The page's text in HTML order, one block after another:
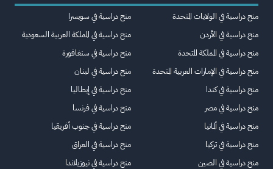
منح دراسية في الولايات المتحدة
منح دراسية في الأردن
منح دراسية في المملكة المتحدة
منح دراسية في الإمارات العربية المتحدة
منح دراسية في كندا
منح دراسية في مصر
منح دراسية في ألمانيا
منح دراسية في تركيا
منح دراسية في الصين
منح دراسية في سويسرا
منح دراسية في المملكة العربية السعودية
منح دراسية في سنغافورة
منح دراسية في لبنان
منح دراسية في إيطاليا
منح دراسية في فرنسا
منح دراسية في جنوب أفريقيا
منح دراسية في العراق
منح دراسية في نيوزيلاندا